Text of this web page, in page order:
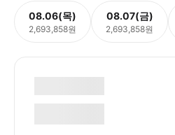
08.06(목)
2,693,858원
08.07(금)
2,693,858원